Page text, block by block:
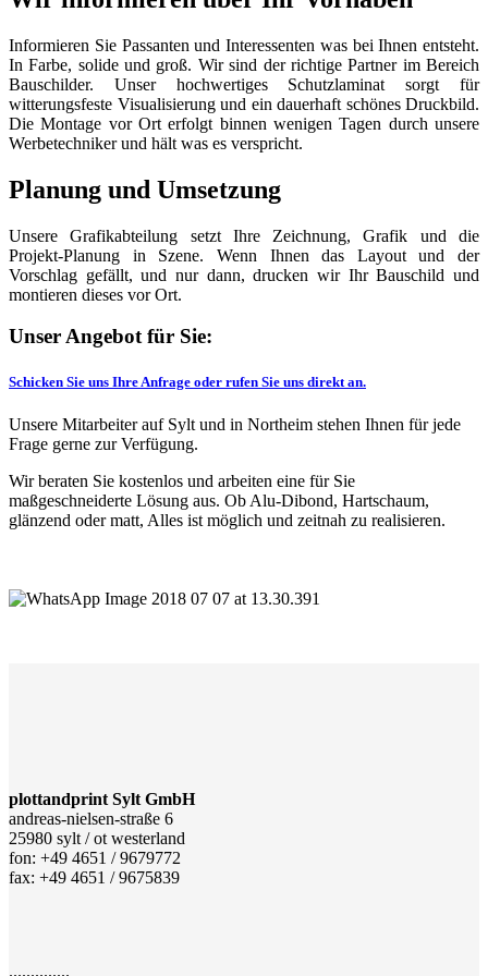
Informieren Sie Passanten und Interessenten was bei Ihnen entsteht.
In Farbe, solide und groß. Wir sind der richtige Partner im Bereich
Bauschilder. Unser hochwertiges Schutzlaminat sorgt für
witterungsfeste Visualisierung und ein dauerhaft schönes Druckbild.
Die Montage vor Ort erfolgt binnen wenigen Tagen durch unsere
Werbetechniker und hält was es verspricht.
Planung und Umsetzung
Unsere Grafikabteilung setzt Ihre Zeichnung, Grafik und die
Projekt-Planung in Szene. Wenn Ihnen das Layout und der
Vorschlag gefällt, und nur dann, drucken wir Ihr Bauschild und
montieren dieses vor Ort.
Unser Angebot für Sie:
Schicken Sie uns Ihre Anfrage oder rufen Sie uns direkt an.
Unsere Mitarbeiter auf Sylt und in Northeim stehen Ihnen für jede
Frage gerne zur Verfügung.
Wir beraten Sie kostenlos und arbeiten eine für Sie
maßgeschneiderte Lösung aus. Ob Alu-Dibond, Hartschaum,
glänzend oder matt, Alles ist möglich und zeitnah zu realisieren.
plottandprint Sylt GmbH
andreas-nielsen-straße 6
25980 sylt / ot westerland
fon: +49 4651 / 9679772
fax: +49 4651 / 9675839
..............